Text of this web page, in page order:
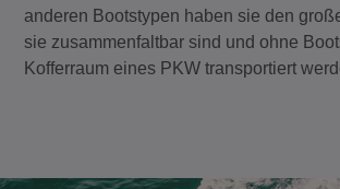
anderen Bootstypen haben sie den
sie zusammenfaltbar sind und ohne
Kofferraum eines PKW transportiert